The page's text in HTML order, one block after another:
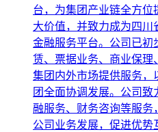
台，为集团产业链全方
大价值，并致力成为四
金融服务平台。公司已初
赁、票据业务、商业保理
集团内外市场提供服务，
团全面协调发展。公司
融服务、财务咨询等服
公司业务发展，促进优势